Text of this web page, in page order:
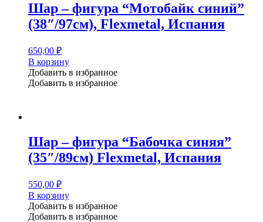
Шар – фигура “Мотобайк синий”
(38″/97см), Flexmetal, Испания
650,00 ₽
В корзину
Добавить в избранное
Добавить в избранное
Шар – фигура “Бабочка синяя”
(35″/89см) Flexmetal, Испания
550,00 ₽
В корзину
Добавить в избранное
Добавить в избранное